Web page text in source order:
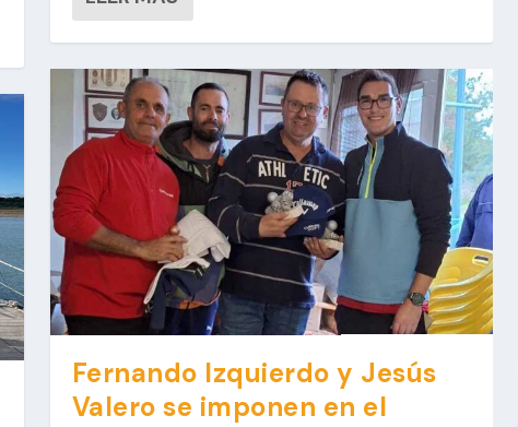
Fernando Izquierdo y Jesús
Valero se imponen en el